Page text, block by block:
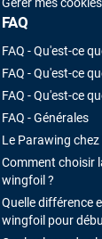
FAQ
FAQ - Qu'est-ce
FAQ - Qu'est-ce
FAQ - Qu'est-ce
FAQ - Générales
Le Parawing
Comment choisir
wingfoil ?
Quelle différence
wingfoil pour